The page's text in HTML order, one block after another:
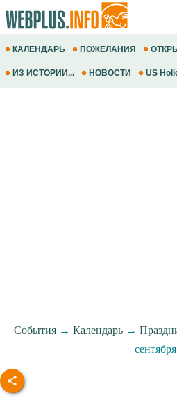
КАЛЕНДАРЬ ПОЖЕЛАНИЯ
ИЗ ИСТОРИИ... НОВОСТИ US
События→ Календарь→
сентября